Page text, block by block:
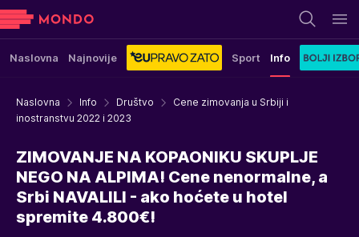
Naslovna Najnovije Sport Info
Naslovna Info Društvo
Cene zimovanja u Srbiji i
inostranstvu 2022 i 2023
ZIMOVANJE NA KOPAONIKU SKUPLJE
NEGO NA ALPIMA! Cene nenormalne, a
Srbi NAVALILI - ako hoćete u hotel
spremite 4.800€!